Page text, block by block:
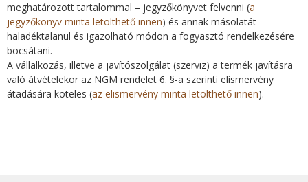
meghatározott tartalommal – jegyzőkönyvet felvenni (a
jegyzőkönyv minta letölthető innen) és annak másolatát
haladéktalanul és igazolható módon a fogyasztó rendelkezésére
bocsátani.
A vállalkozás, illetve a javítószolgálat (szerviz) a termék javításra
való átvételekor az NGM rendelet 6. §-a szerinti elismervény
átadására köteles (az elismervény minta letölthető innen).